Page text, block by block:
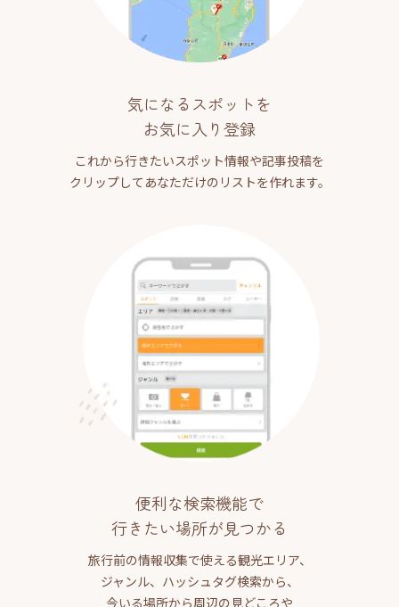
気になるスポットを
お気に入り登録
これから行きたいスポット情報や記事投稿を
クリップしてあなただけのリストを作れます。
便利な検索機能で
行きたい場所が見つかる
旅行前の情報収集で使える観光エリア、
ジャンル、ハッシュタグ検索から、
今いる場所から周辺の見どころや